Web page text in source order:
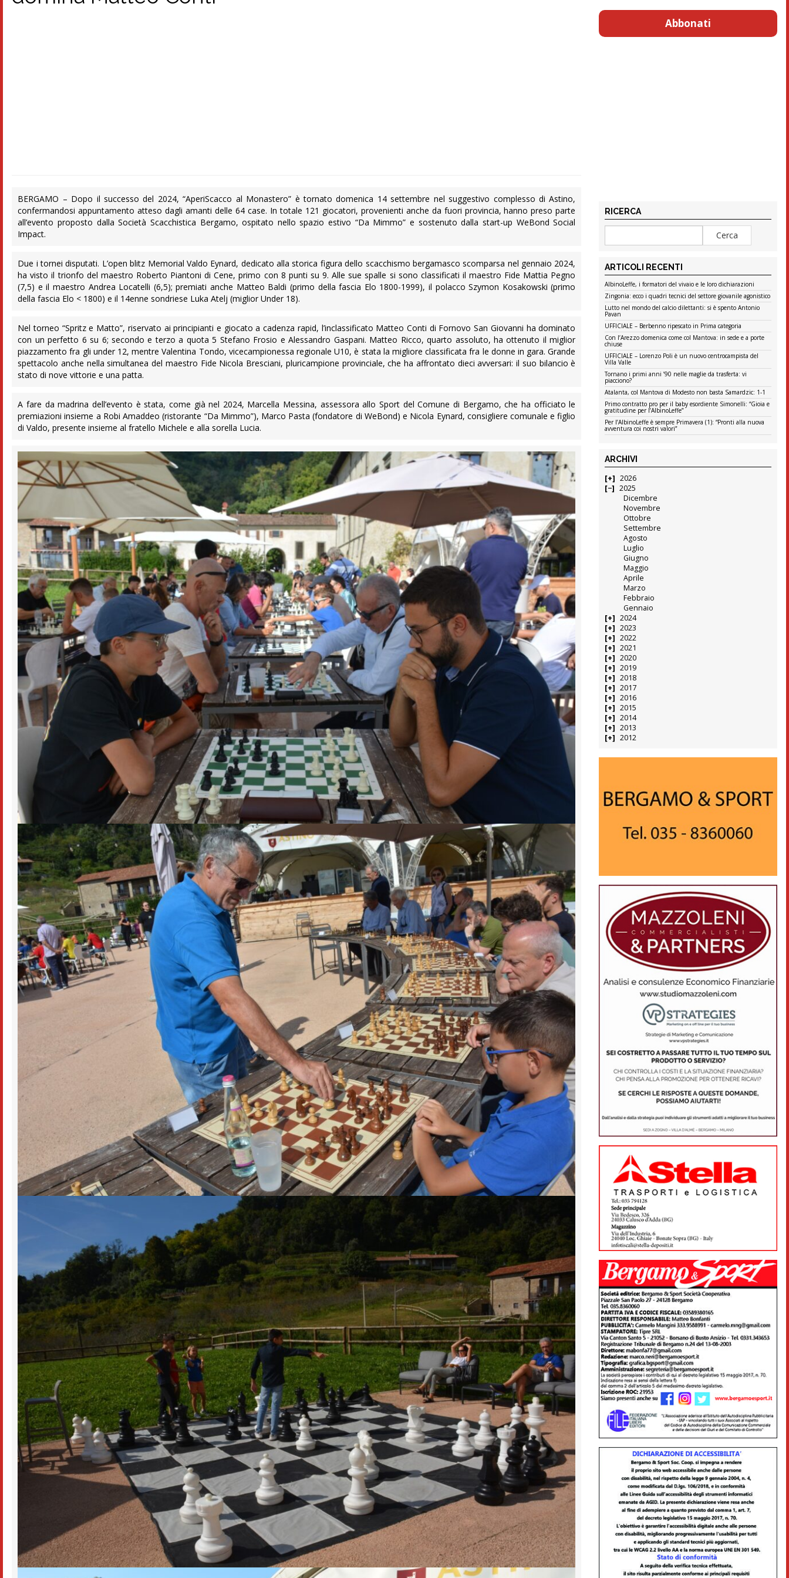
BERGAMO – Dopo il successo del 2024, “AperiScacco al Monastero” è tornato domenica 14 settembre nel suggestivo complesso di Astino,
confermandosi appuntamento atteso dagli amanti delle 64 case. In totale 121 giocatori, provenienti anche da fuori provincia, hanno preso parte
all’evento proposto dalla Società Scacchistica Bergamo, ospitato nello spazio estivo “Da Mimmo” e sostenuto dalla start-up WeBond Social
Impact.
Due i tornei disputati. L’open blitz Memorial Valdo Eynard, dedicato alla storica figura dello scacchismo bergamasco scomparsa nel gennaio 2024,
ha visto il trionfo del maestro Roberto Piantoni di Cene, primo con 8 punti su 9. Alle sue spalle si sono classificati il maestro Fide Mattia Pegno
(7,5) e il maestro Andrea Locatelli (6,5); premiati anche Matteo Baldi (primo della fascia Elo 1800-1999), il polacco Szymon Kosakowski (primo
della fascia Elo < 1800) e il 14enne sondriese Luka Atelj (miglior Under 18).
Nel torneo “Spritz e Matto”, riservato ai principianti e giocato a cadenza rapid, l’inclassificato Matteo Conti di Fornovo San Giovanni ha dominato
con un perfetto 6 su 6; secondo e terzo a quota 5 Stefano Frosio e Alessandro Gaspani. Matteo Ricco, quarto assoluto, ha ottenuto il miglior
piazzamento fra gli under 12, mentre Valentina Tondo, vicecampionessa regionale U10, è stata la migliore classificata fra le donne in gara. Grande
spettacolo anche nella simultanea del maestro Fide Nicola Bresciani, pluricampione provinciale, che ha affrontato dieci avversari: il suo bilancio è
stato di nove vittorie e una patta.
A fare da madrina dell’evento è stata, come già nel 2024, Marcella Messina, assessora allo Sport del Comune di Bergamo, che ha officiato le
premiazioni insieme a Robi Amaddeo (ristorante “Da Mimmo”), Marco Pasta (fondatore di WeBond) e Nicola Eynard, consigliere comunale e figlio
di Valdo, presente insieme al fratello Michele e alla sorella Lucia.
Abbonati
RICERCA
ARTICOLI RECENTI
AlbinoLeffe, i formatori del vivaio e le loro dichiarazioni
Zingonia: ecco i quadri tecnici del settore giovanile agonistico
Lutto nel mondo del calcio dilettanti: si è spento Antonio
Pavan
UFFICIALE – Berbenno ripescato in Prima categoria
Con l’Arezzo domenica come col Mantova: in sede e a porte
chiuse
UFFICIALE – Lorenzo Poli è un nuovo centrocampista del
Villa Valle
Tornano i primi anni ’90 nelle maglie da trasferta: vi
piacciono?
Atalanta, col Mantova di Modesto non basta Samardzic: 1-1
Primo contratto pro per il baby esordiente Simonelli: “Gioia e
gratitudine per l’AlbinoLeffe”
Per l’AlbinoLeffe è sempre Primavera (1): “Pronti alla nuova
avventura coi nostri valori”
ARCHIVI
2026
2025
Dicembre
Novembre
Ottobre
Settembre
Agosto
Luglio
Giugno
Maggio
Aprile
Marzo
Febbraio
Gennaio
2024
2023
2022
2021
2020
2019
2018
2017
2016
2015
2014
2013
2012